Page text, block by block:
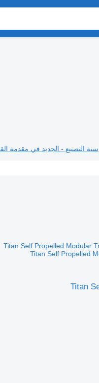
سنة التصنيع - الجديد في مقدمة
Titan